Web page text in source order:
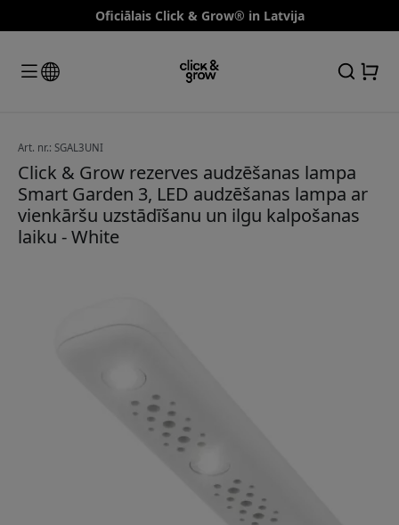
Oficiālais Click & Grow® in Latvija
Art. nr.: SGAL3UNI
Click & Grow rezerves audzēšanas lampa
Smart Garden 3, LED audzēšanas lampa ar
vienkāršu uzstādīšanu un ilgu kalpošanas
laiku - White